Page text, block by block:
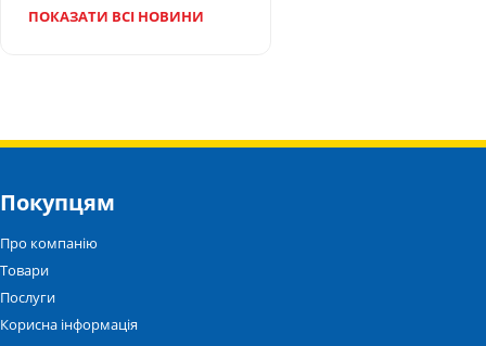
ПОКАЗАТИ ВСІ НОВИНИ
Покупцям
Про компанію
Товари
Послуги
Корисна інформація